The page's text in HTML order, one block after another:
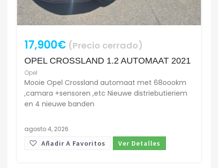
17,900€ (Precio cerrado)
OPEL CROSSLAND 1.2 AUTOMAAT 2021
Opel
Mooie Opel Crossland automaat met 68oookm
,camara +sensoren ,etc Nieuwe distriebutieriem
en 4 nieuwe banden
agosto 4, 2026
Añadir A Favoritos Ver Detalles